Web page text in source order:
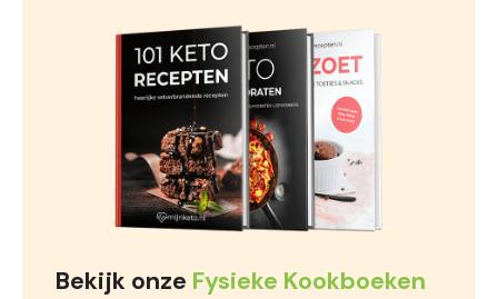
Bekijk onze Fysieke Kookboeken